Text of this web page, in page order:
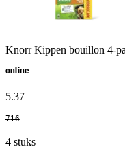
Knorr Kippen bouillon 4-
online
5.37
7.16
4 stuks